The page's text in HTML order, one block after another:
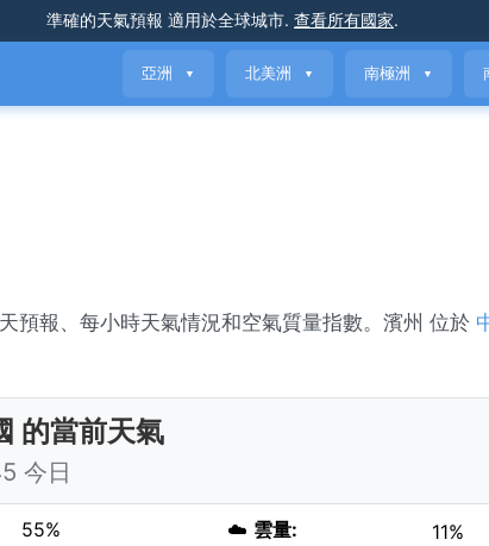
準確的天氣預報 適用於全球城市. 查看所有國家.
亞洲 ▼ 北美洲 ▼ 南極洲 ▼
預報、每小時天氣情況和空氣質量指數。濱州 位於
的當前天氣
今日
55% ☁️ 雲量: 11%